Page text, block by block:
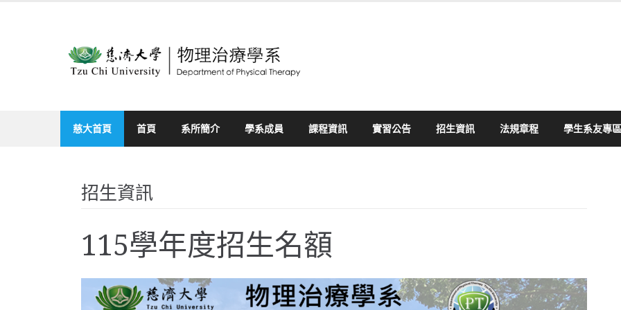
慈大首頁 首頁 系所簡介 學系成員 課程資訊 實習公告 招生資訊 法規章程 學生系友專區
招生資訊
115學年度招生名額